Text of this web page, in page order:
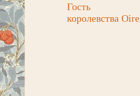
Гость
королевства Oire